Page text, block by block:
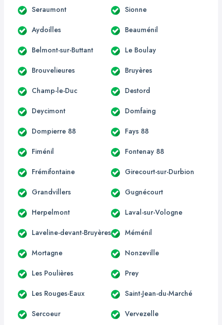
Seraumont Sionne
Aydoilles Beauménil
Belmont-sur-Buttant Le Boulay
Brouvelieures Bruyères
Champ-le-Duc Destord
Deycimont Domfaing
Dompierre 88 Fays 88
Fiménil Fontenay 88
Frémifontaine Girecourt-sur-Durbion
Grandvillers Gugnécourt
Herpelmont Laval-sur-Vologne
Laveline-devant-Bruyères Méménil
Mortagne Nonzeville
Les Poulières Prey
Les Rouges-Eaux Saint-Jean-du-Marché
Sercoeur Vervezelle